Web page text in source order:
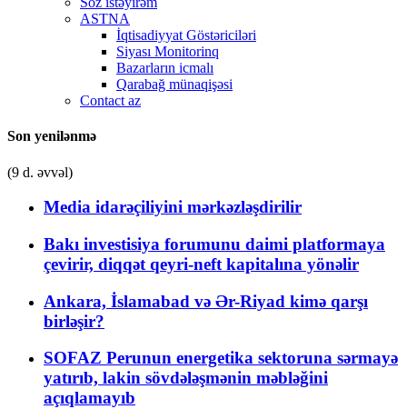
ASTNA
İqtisadiyyat Göstəriciləri
Siyası Monitorinq
Bazarların icmalı
Qarabağ münaqişəsi
Contact az
Son yenilənmə
(9 d. əvvəl)
Media idarəçiliyini mərkəzləşdirilir
Bakı investisiya forumunu daimi platformaya
çevirir, diqqət qeyri-neft kapitalına yönəlir
Ankara, İslamabad və Ər-Riyad kimə qarşı
birləşir?
SOFAZ Perunun energetika sektoruna sərmayə
yatırıb, lakin sövdələşmənin məbləğini
açıqlamayıb